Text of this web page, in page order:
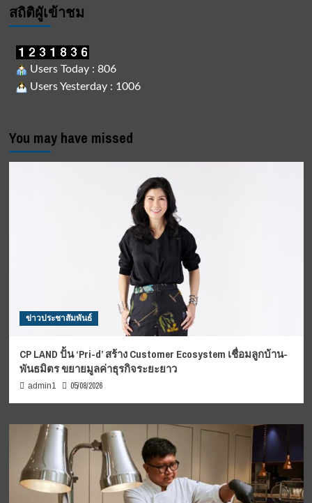
สถิติผูัเข้าชม
Users Today : 806
Users Yesterday : 1006
You may have missed
ข่าวประชาสัมพันธ์
CP LAND ปั้น ‘Pri-d’ สร้าง Customer Ecosystem เชื่อมลูกบ้าน-
พันธมิตร ขยายมูลค่าธุรกิจระยะยาว
admin1 05/08/2026